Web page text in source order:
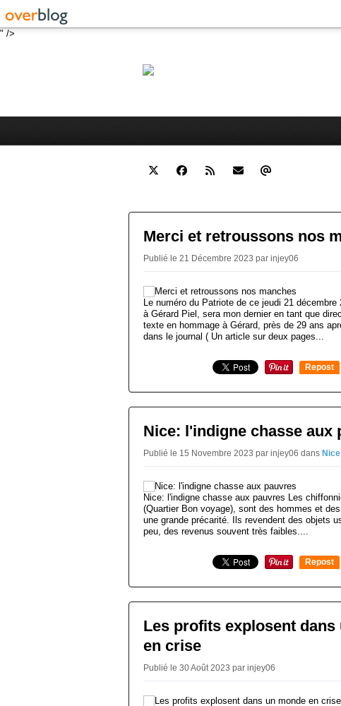
" />
Merci et retroussons nos
Publié le 21 Décembre 2023 par injey06
Le numéro du Patriote de ce jeudi 21 décembre
à Gérard Piel, sera mon dernier en tant que
texte en hommage à Gérard, près de 29 ans
dans le journal ( Un article sur deux pages...
Repost
Nice: l'indigne chasse aux
Publié le 15 Novembre 2023 par injey06 dans Nice
Nice: l'indigne chasse aux pauvres Les
(Quartier Bon voyage), sont des hommes et
une grande précarité. Ils revendent des objets
peu, des revenus souvent très faibles....
Repost
Les profits explosent dans
en crise
Publié le 30 Août 2023 par injey06